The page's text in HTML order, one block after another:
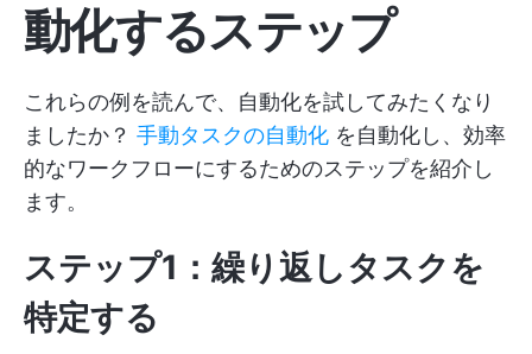
動化するステップ
これらの例を読んで、自動化を試してみたくなり
ましたか？ 手動タスクの自動化 を自動化し、効率
的なワークフローにするためのステップを紹介し
ます。
ステップ1：繰り返しタスクを
特定する